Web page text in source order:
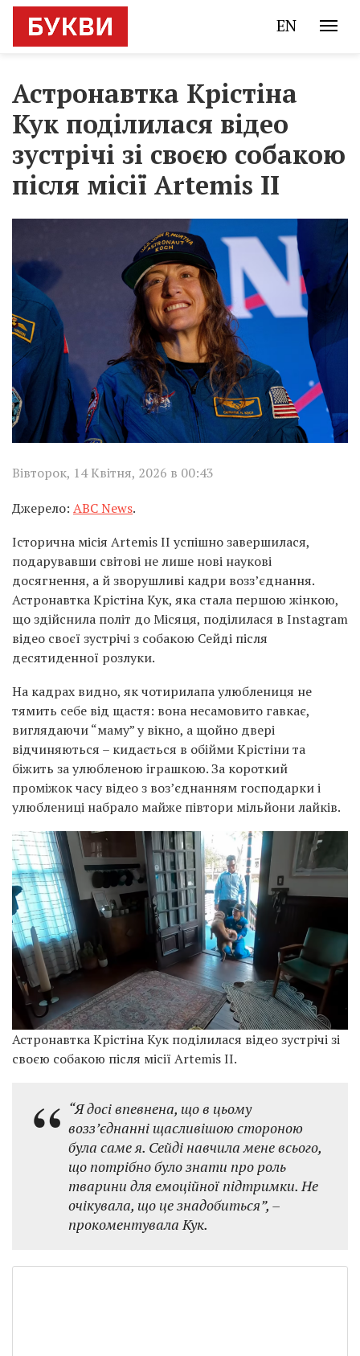
EN
Астронавтка Крістіна
Кук поділилася відео
зустрічі зі своєю собакою
після місії Artemis II
Вівторок, 14 Квітня, 2026 в 00:43
Джерело: ABC News.
Історична місія Artemis II успішно завершилася,
подарувавши світові не лише нові наукові
досягнення, а й зворушливі кадри возз’єднання.
Астронавтка Крістіна Кук, яка стала першою жінкою,
що здійснила політ до Місяця, поділилася в Instagram
відео своєї зустрічі з собакою Сейді після
десятиденної розлуки.
На кадрах видно, як чотирилапа улюблениця не
тямить себе від щастя: вона несамовито гавкає,
виглядаючи “маму” у вікно, а щойно двері
відчиняються – кидається в обійми Крістіни та
біжить за улюбленою іграшкою. За короткий
проміжок часу відео з воз’єднанням господарки і
улюблениці набрало майже півтори мільйони лайків.
Астронавтка Крістіна Кук поділилася відео зустрічі зі
своєю собакою після місії Artemis II.
“Я досі впевнена, що в цьому
возз’єднанні щасливішою стороною
була саме я. Сейді навчила мене всього,
що потрібно було знати про роль
тварини для емоційної підтримки. Не
очікувала, що це знадобиться”, –
прокоментувала Кук.